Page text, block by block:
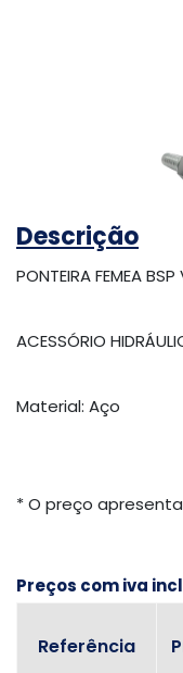
Descrição
PONTEIRA FEMEA BSP
ACESSÓRIO
Material: Aço
* O preço
Preços com iva
Referência